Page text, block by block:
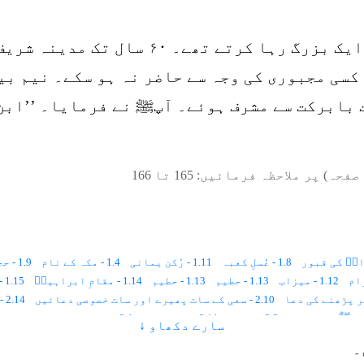
مکہ مکرمہ میں شیخ ابن ثابتؒ نامی
کسی مجبوری کی وجہ سے حاضر نہ ہو سکے۔ نیم
سے مشرف ہوئے۔ آپﷺ نے فرمایا۔
پر ملاحظہ فرمائیں: 165 تا 166
1.8 - غُسلِ کعبہ 1.11 - رُکن یمانی 1.4 - مکہ کے نام 1.9 - حجرِاسود
1.12 - میزاب 1.13 - حطیم 1.13 - حطیم 1.14 - مقامِ ابراہیمؑ 1.15 - زم زم
2.10 - سعی کے سات پھیرے اور سات خصوصی دعائیں 2.14 - ۹ ذی الحجہ ۔ حج کا دوسرا دن
2.3 - زم زم 2.11 - مناسکِ حج 2.1 - حج اور عمرے کا طریقہ
سارے دکھاو ↓